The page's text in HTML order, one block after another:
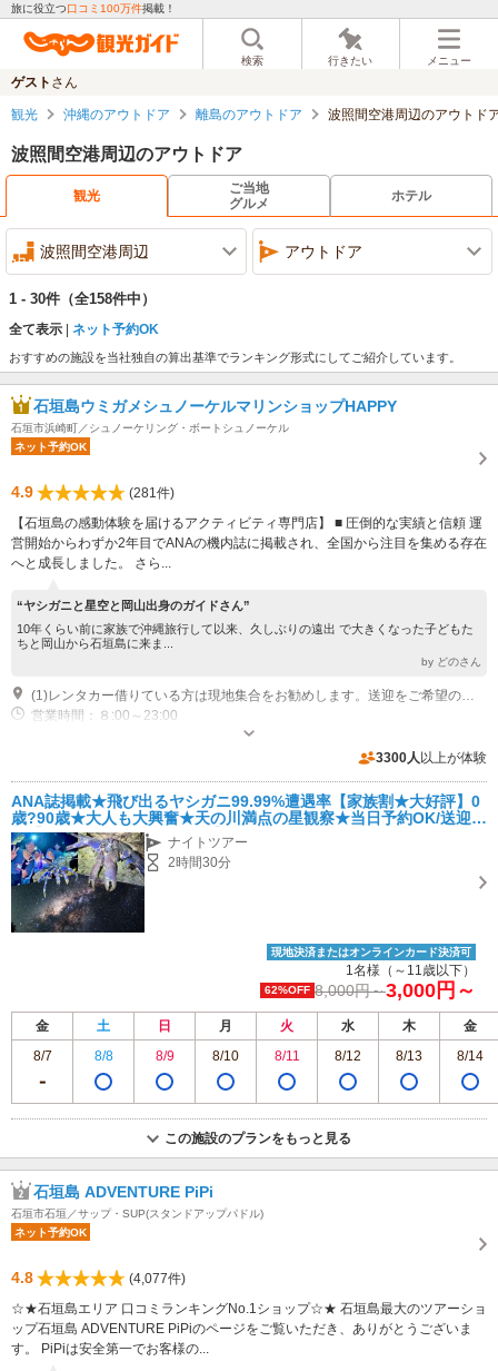
旅に役立つ口コミ100万件掲載！
検索 行きたい メニュー
ゲスト さん
観光 沖縄のアウトドア 離島のアウトドア 波照間空港周辺のアウトド
波照間空港周辺のアウトドア
観光
ご当地
グルメ
ホテル
波照間空港周辺 アウトドア
1 - 30件 （全158件中）
全て表示 ネット予約OK
おすすめの施設を当社独自の算出基準でランキング形式にしてご紹介しています。
石垣島ウミガメシュノーケルマリンショップHAPPY
石垣市浜崎町／シュノーケリング・ボートシュノーケル
ネット予約OK
4.9
(281件)
【石垣島の感動体験を届けるアクティビティ専門店】 ■ 圧倒的な実績と信頼 運
営開始からわずか2年目でANAの機内誌に掲載され、全国から注目を集める存在
へと成長しました。 さら...
“ヤシガニと星空と岡山出身のガイドさん”
10年くらい前に家族で沖縄旅行して以来、久しぶりの遠出 で大きくなった子どもた
ちと岡山から石垣島に来ま...
by どのさん
営業時間：８:00～23:00
専用駐車場あり（有料）10台 ご予約の必要はございません。
3300人 以上が体験
ANA誌掲載★飛び出るヤシガニ99.99%遭遇率【家族割★大好評】0
歳?90歳★大人も大興奮★天の川満点の星観察★当日予約OK/送迎無
料【石垣島・ナイトサファリ】
ナイトツアー
2時間30分
現地決済またはオンラインカード決済可
1名様（～11歳以下）
62%OFF 8,000円～3,000円～
金 土 日 月 火 水 木
金
8/7
8/8 8/9 8/10 8/11 8/12 8/13 8/14
この施設のプランをもっと見る
石垣島 ADVENTURE PiPi
石垣市石垣／サップ・SUP(スタンドアップパドル)
ネット予約OK
4.8
(4,077件)
☆★石垣島エリア 口コミランキングNo.1ショップ☆★ 石垣島最大のツアーショ
ップ石垣島 ADVENTURE PiPiのページをご覧いただき、ありがとうございま
す。 PiPiは安全第一でお客様の...